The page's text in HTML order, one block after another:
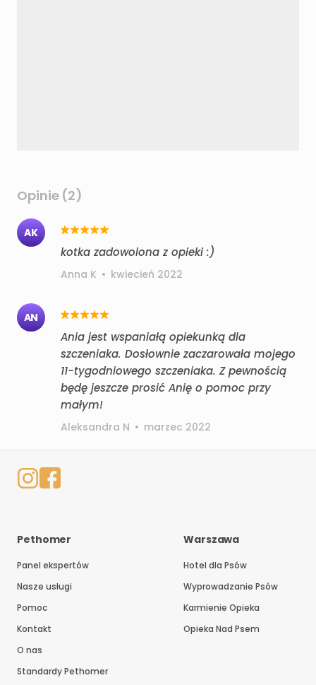
Opinie (2)
AK
kotka zadowolona z opieki :)
Anna K • kwiecień 2022
AN
Ania jest wspaniałą opiekunką dla
szczeniaka. Dosłownie zaczarowała mojego
11-tygodniowego szczeniaka. Z pewnością
będę jeszcze prosić Anię o pomoc przy
małym!
Aleksandra N • marzec 2022
Pethomer
Panel ekspertów
Nasze usługi
Pomoc
Kontakt
O nas
Standardy Pethomer
Warszawa
Hotel dla Psów
Wyprowadzanie Psów
Karmienie Opieka
Opieka Nad Psem